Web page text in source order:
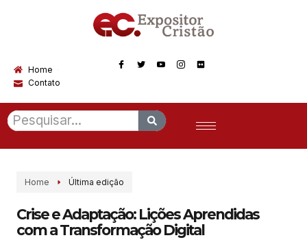
Home
Contato
Home Última edição
Crise e Adaptação: Lições Aprendidas
com a Transformação Digital